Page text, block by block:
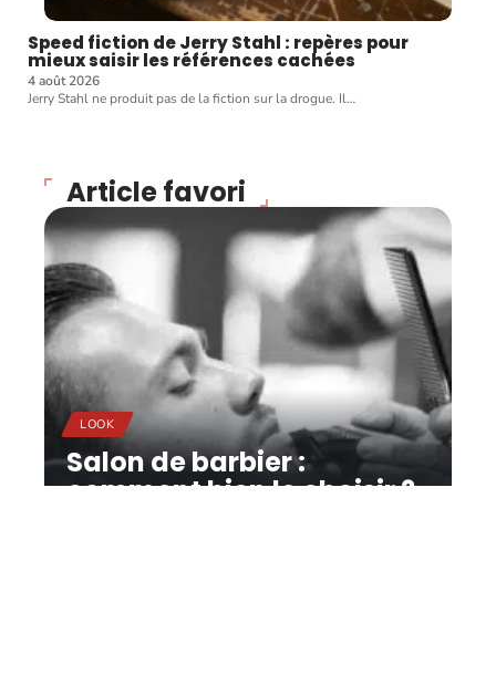
Speed fiction de Jerry Stahl : repères pour
mieux saisir les références cachées
4 août 2026
Jerry Stahl ne produit pas de la fiction sur la drogue. Il…
Article favori
LOOK
Salon de barbier :
comment bien le choisir ?